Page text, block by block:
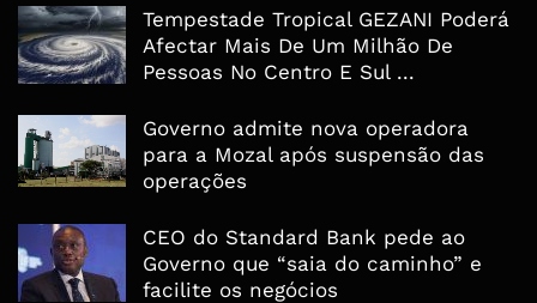
Tempestade Tropical GEZANI Poderá
Afectar Mais De Um Milhão De
Pessoas No Centro E Sul ...
Governo admite nova operadora
para a Mozal após suspensão das
operações
CEO do Standard Bank pede ao
Governo que “saia do caminho” e
facilite os negócios